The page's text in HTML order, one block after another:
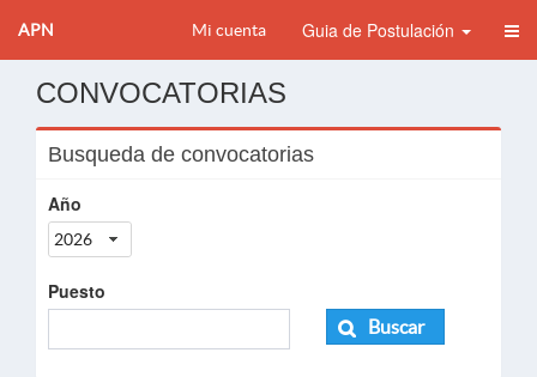
APN Mi cuenta Guia de Postulación
CONVOCATORIAS
Busqueda de convocatorias
Año
2026
Puesto
Buscar